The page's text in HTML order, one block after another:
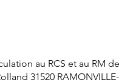
au RCS et au RM
31520